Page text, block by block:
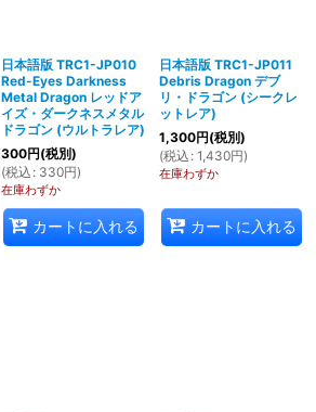
日本語版 TRC1-JP010
Red-Eyes Darkness
Metal Dragon レッドア
イズ・ダークネスメタル
ドラゴン (ウルトラレア)
300円(税別)
(税込 : 330円)
在庫わずか
カートに入れる
日本語版 TRC1-JP011
Debris Dragon デブ
リ・ドラゴン (シークレ
ットレア)
1,300円(税別)
(税込 : 1,430円)
在庫わずか
カートに入れる